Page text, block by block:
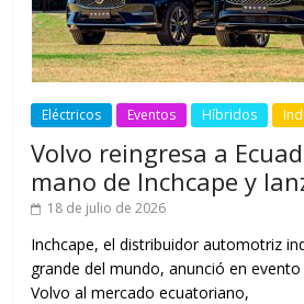
Eléctricos Eventos Híbridos
Volvo reingresa a
mano de Inchcape y
18 de julio de 2026
Inchcape, el distribuidor automotriz
grande del mundo, anunció en
Volvo al mercado ecuatoriano,